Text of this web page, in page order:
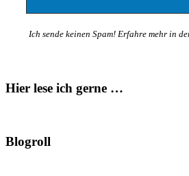
Ich sende keinen Spam! Erfahre mehr in
Hier lese ich gerne …
Blogroll